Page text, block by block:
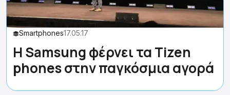
Smartphones17.05.17
Η Samsung φέρνει τα Tizen
phones στην παγκόσμια αγορά